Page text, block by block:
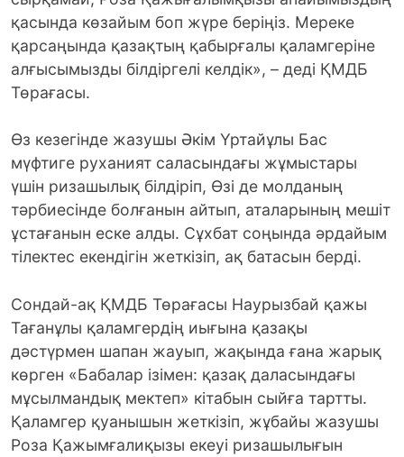
қасында көзайым боп жүре беріңіз. Мереке
қарсаңында қазақтың қабырғалы қаламгеріне
алғысымызды білдіргелі келдік», – деді ҚМДБ
Төрағасы.
Өз кезегінде жазушы Әкім Үртайұлы Бас
мүфтиге руханият саласындағы жұмыстары
үшін ризашылық білдіріп, Өзі де молданың
тәрбиесінде болғанын айтып, аталарының мешіт
ұстағанын еске алды. Сұхбат соңында әрдайым
тілектес екендігін жеткізіп, ақ батасын берді.
Сондай-ақ ҚМДБ Төрағасы Наурызбай қажы
Тағанұлы қаламгердің иығына қазақы
дәстүрмен шапан жауып, жақында ғана жарық
көрген «Бабалар ізімен: қазақ даласындағы
мұсылмандық мектеп» кітабын сыйға тартты.
Қаламгер қуанышын жеткізіп, жұбайы жазушы
Роза Қажымғалиқызы екеуі ризашылығын